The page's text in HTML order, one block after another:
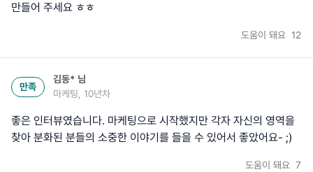
만들어 주세요 ㅎㅎ
도움이 돼요 12
만족
김동* 님
마케팅, 10년차
좋은 인터뷰였습니다. 마케팅으로 시작했지만 각자 자신의 영역을
찾아 분화된 분들의 소중한 이야기를 들을 수 있어서 좋았어요- ;)
도움이 돼요 7